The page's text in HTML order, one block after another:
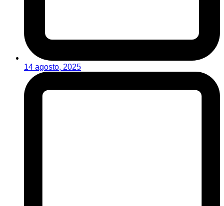
14 agosto, 2025